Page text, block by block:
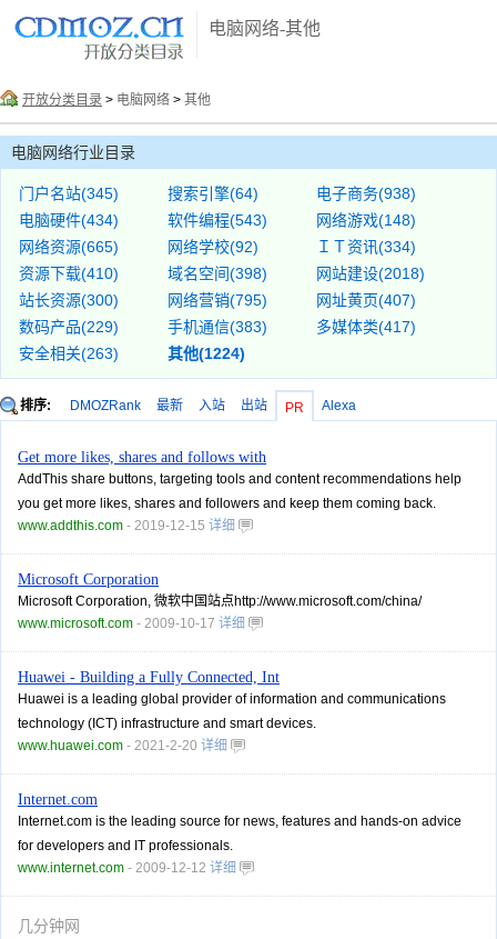
电脑网络-其他
开放分类目录 > 电脑网络 > 其他
电脑网络行业目录
门户名站(345) 搜索引擎(64)
电子商务(938)
电脑硬件(434)
软件编程(543)
网络游戏(148)
网络资源(665)
网络学校(92)
ＩＴ资讯(334)
资源下载(410)
域名空间(398)
网站建设(2018)
站长资源(300)
网络营销(795)
网址黄页(407)
数码产品(229)
手机通信(383)
多媒体类(417)
安全相关(263)
其他(1224)
排序: DMOZRank 最新 入站 出站 PR Alexa
Get more likes, shares and follows with
AddThis share buttons, targeting tools and content recommendations help
you get more likes, shares and followers and keep them coming back.
www.addthis.com - 2019-12-15 详细
Microsoft Corporation
Microsoft Corporation, 微软中国站点http://www.microsoft.com/china/
www.microsoft.com - 2009-10-17 详细
Huawei - Building a Fully Connected, Int
Huawei is a leading global provider of information and communications
technology (ICT) infrastructure and smart devices.
www.huawei.com - 2021-2-20 详细
Internet.com
Internet.com is the leading source for news, features and hands-on advice
for developers and IT professionals.
www.internet.com - 2009-12-12 详细
几分钟网